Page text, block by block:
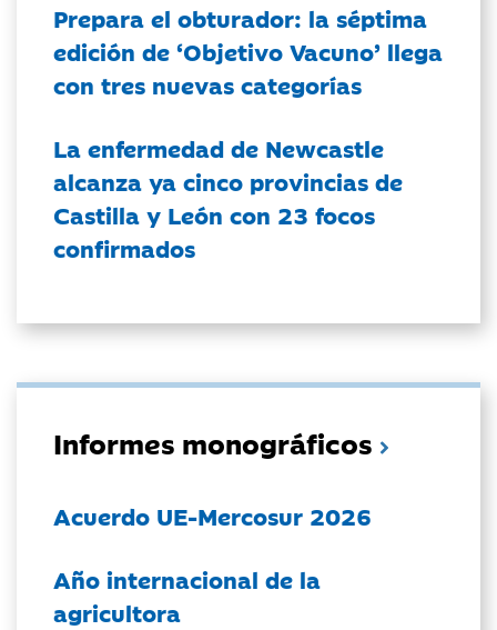
Prepara el obturador: la séptima
edición de ‘Objetivo Vacuno’ llega
con tres nuevas categorías
La enfermedad de Newcastle
alcanza ya cinco provincias de
Castilla y León con 23 focos
confirmados
Informes monográficos
Acuerdo UE-Mercosur 2026
Año internacional de la
agricultora